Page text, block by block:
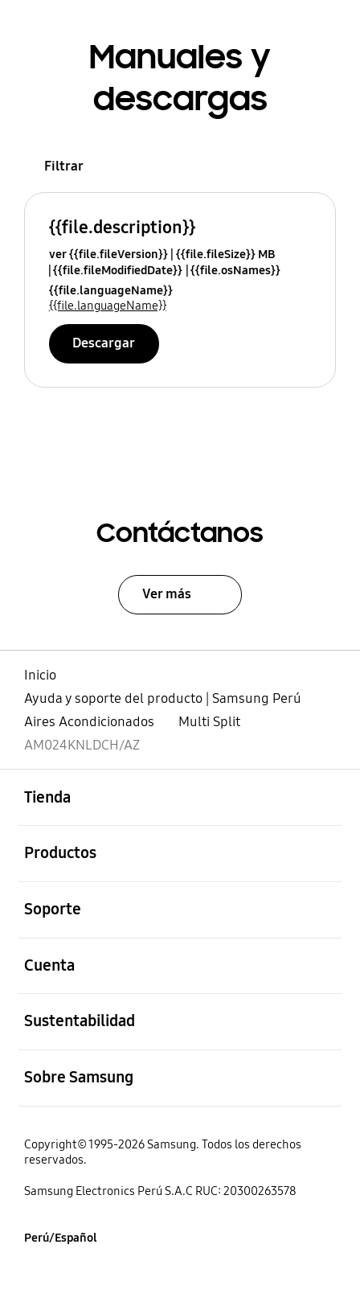
Manuales y
descargas
Filtrar
{{file.description}}
ver {{file.fileVersion}} {{file.fileSize}} MB
{{file.fileModifiedDate}} {{file.osNames}}
{{file.languageName}}
{{file.languageName}}
Descargar
Contáctanos
Ver más
Inicio
Ayuda y soporte del producto | Samsung Perú
Aires Acondicionados
Multi Split
AM024KNLDCH/AZ
Tienda
Productos
Soporte
Cuenta
Sustentabilidad
Sobre Samsung
Copyright© 1995-2026 Samsung. Todos los derechos
reservados.
Samsung Electronics Perú S.A.C RUC: 20300263578
Perú/Español